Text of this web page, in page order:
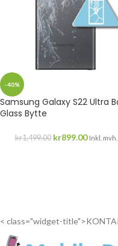
-40%
Samsung Galaxy S22 Ultra
Glass Bytte
kr1,499.00 kr899.00 Inkl. mvh.
< class="widget-